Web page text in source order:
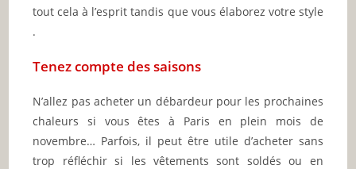
tout cela à l’esprit tandis que vous élaborez votre style
.
Tenez compte des saisons
N’allez pas acheter un débardeur pour les prochaines
chaleurs si vous êtes à Paris en plein mois de
novembre… Parfois, il peut être utile d’acheter sans
trop réfléchir si les vêtements sont soldés ou en